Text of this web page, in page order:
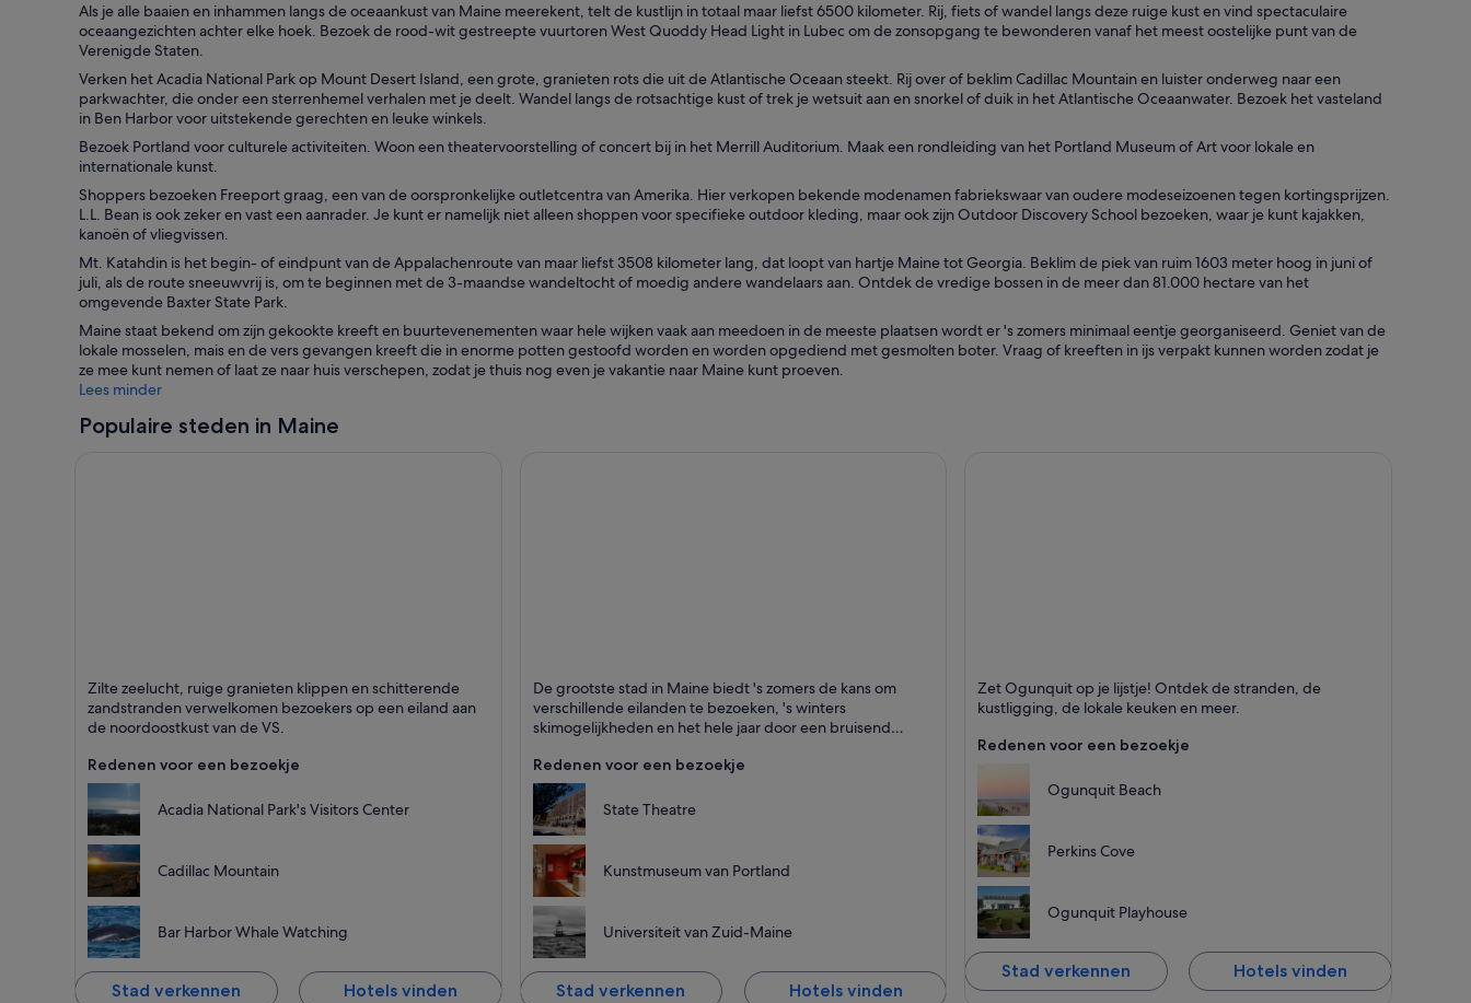
Een bos met herfstkleuren en een mistige horizon. Koks in een keuken met
Als je alle baaien en inhammen langs de oceaankust van Maine meerekent, telt de kustlijn in totaal maar liefst 6500 kilometer. Rij, fiets of wandel langs deze ruige kust en vind spectaculaire
oceaangezichten achter elke hoek. Bezoek de rood-wit gestreepte vuurtoren West Quoddy Head Light in Lubec om de zonsopgang te bewonderen vanaf het meest oostelijke punt van de
Verenigde Staten.
Verken het Acadia National Park op Mount Desert Island, een grote, granieten rots die uit de Atlantische Oceaan steekt. Rij over of beklim Cadillac Mountain en luister onderweg naar een
parkwachter, die onder een sterrenhemel verhalen met je deelt. Wandel langs de rotsachtige kust of trek je wetsuit aan en snorkel of duik in het Atlantische Oceaanwater. Bezoek het vasteland
in Ben Harbor voor uitstekende gerechten en leuke winkels.
Bezoek Portland voor culturele activiteiten. Woon een theatervoorstelling of concert bij in het Merrill Auditorium. Maak een rondleiding van het Portland Museum of Art voor lokale en
internationale kunst.
Shoppers bezoeken Freeport graag, een van de oorspronkelijke outletcentra van Amerika. Hier verkopen bekende modenamen fabriekswaar van oudere modeseizoenen tegen kortingsprijzen.
L.L. Bean is ook zeker en vast een aanrader. Je kunt er namelijk niet alleen shoppen voor specifieke outdoor kleding, maar ook zijn Outdoor Discovery School bezoeken, waar je kunt kajakken,
kanoën of vliegvissen.
Mt. Katahdin is het begin- of eindpunt van de Appalachenroute van maar liefst 3508 kilometer lang, dat loopt van hartje Maine tot Georgia. Beklim de piek van ruim 1603 meter hoog in juni of
juli, als de route sneeuwvrij is, om te beginnen met de 3-maandse wandeltocht of moedig andere wandelaars aan. Ontdek de vredige bossen in de meer dan 81.000 hectare van het
omgevende Baxter State Park.
Maine staat bekend om zijn gekookte kreeft en buurtevenementen waar hele wijken vaak aan meedoen in de meeste plaatsen wordt er 's zomers minimaal eentje georganiseerd. Geniet van de
lokale mosselen, mais en de vers gevangen kreeft die in enorme potten gestoofd worden en worden opgediend met gesmolten boter. Vraag of kreeften in ijs verpakt kunnen worden zodat je
ze mee kunt nemen of laat ze naar huis verschepen, zodat je thuis nog even je vakantie naar Maine kunt proeven.
Lees minder
Populaire steden in Maine
Bar Harbor
Staat bekend om
Havens, Bars en
Zilte zeelucht, ruige granieten klippen en schitterende
zandstranden verwelkomen bezoekers op een eiland aan
de noordoostkust van de VS.
Redenen voor een bezoekje
Acadia National Park's Visitors Center
Cadillac Mountain
Bar Harbor Whale Watching
Stad verkennen Hotels vinden
Portland
Staat bekend om Winkelen, Havens en Vis en
zeevruchten
De grootste stad in Maine biedt 's zomers de kans om
verschillende eilanden te bezoeken, 's winters
skimogelijkheden en het hele jaar door een bruisend
Redenen voor een bezoekje
State Theatre
Kunstmuseum van Portland
Universiteit van Zuid-Maine
Stad verkennen Hotels vinden
Ogunquit
Staat bekend om Stranden, Dineren en Winkelen
Zet Ogunquit op je lijstje! Ontdek de stranden, de
kustligging, de lokale keuken en meer.
Redenen voor een bezoekje
Ogunquit Beach
Perkins Cove
Ogunquit Playhouse
Stad verkennen Hotels vinden